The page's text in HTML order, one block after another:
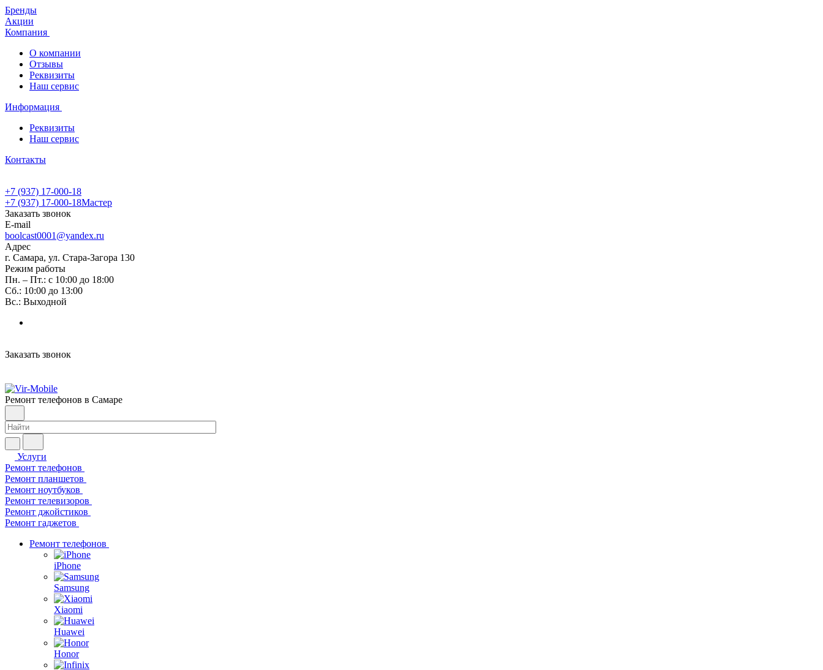
Бренды
Акции
Компания
О компании
Отзывы
Реквизиты
Наш сервис
Информация
Реквизиты
Наш сервис
Контакты
+7 (937) 17-000-18
+7 (937) 17-000-18Мастер
Заказать звонок
E-mail
boolcast0001@yandex.ru
Адрес
г. Самара, ул. Стара-Загора 130
Режим работы
Пн. – Пт.: с 10:00 до 18:00
Сб.: 10:00 до 13:00
Вс.: Выходной
Заказать звонок
Ремонт телефонов в Самаре
Услуги
Ремонт телефонов
Ремонт планшетов
Ремонт ноутбуков
Ремонт телевизоров
Ремонт джойстиков
Ремонт гаджетов
Ремонт телефонов
iPhone
Samsung
Xiaomi
Huawei
Honor